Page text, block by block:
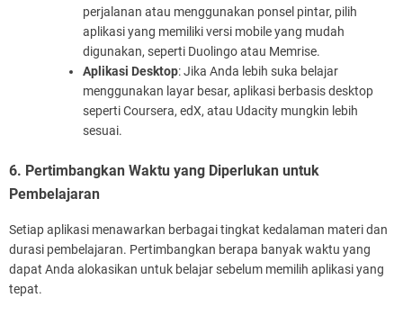
perjalanan atau menggunakan ponsel pintar, pilih
aplikasi yang memiliki versi mobile yang mudah
digunakan, seperti Duolingo atau Memrise.
Aplikasi Desktop: Jika Anda lebih suka belajar
menggunakan layar besar, aplikasi berbasis desktop
seperti Coursera, edX, atau Udacity mungkin lebih
sesuai.
6. Pertimbangkan Waktu yang Diperlukan untuk
Pembelajaran
Setiap aplikasi menawarkan berbagai tingkat kedalaman materi dan
durasi pembelajaran. Pertimbangkan berapa banyak waktu yang
dapat Anda alokasikan untuk belajar sebelum memilih aplikasi yang
tepat.